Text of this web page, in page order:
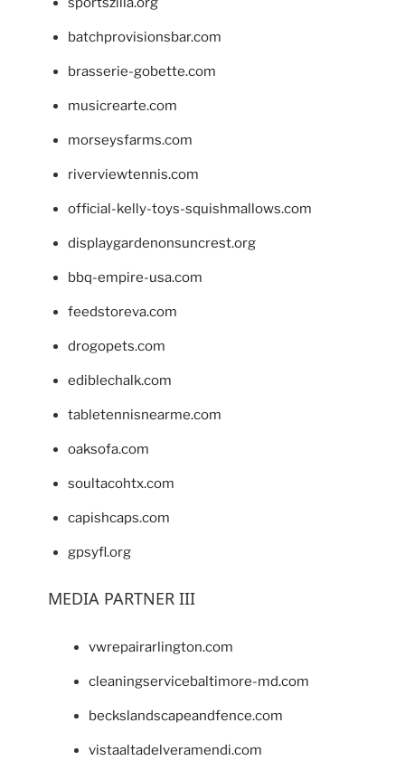
batchprovisionsbar.com
brasserie-gobette.com
musicrearte.com
morseysfarms.com
riverviewtennis.com
official-kelly-toys-squishmallows.com
displaygardenonsuncrest.org
bbq-empire-usa.com
feedstoreva.com
drogopets.com
ediblechalk.com
tabletennisnearme.com
oaksofa.com
soultacohtx.com
capishcaps.com
gpsyfl.org
MEDIA PARTNER III
vwrepairarlington.com
cleaningservicebaltimore-md.com
beckslandscapeandfence.com
vistaaltadelveramendi.com